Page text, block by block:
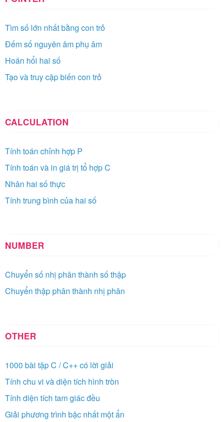
Tìm số lớn nhất bằng con trỏ
Đếm số nguyên âm phụ âm
Hoán hổi hai số
Tạo và truy cập biến con trỏ
CALCULATION
Tính toán chỉnh hợp P
Tính toán và in giá trị tổ hợp C
Nhân hai số thực
Tính trung bình của hai số
NUMBER
Chuyển số nhị phân thành số thập
Chuyển thập phân thành nhị phân
OTHER
1000 bài tập C / C++ có lời giải
Tính chu vi và diện tích hình tròn
Tính diện tích tam giác đều
Giải phương trình bậc nhất một ẩn